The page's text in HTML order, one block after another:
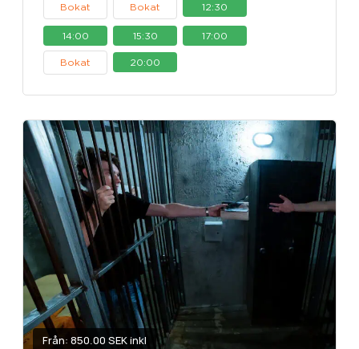
Bokat Bokat 12:30
14:00 15:30 17:00
Bokat 20:00
Från: 850.00 SEK inkl